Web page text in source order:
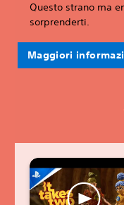
Questo strano ma
sorprenderti.
Maggiori